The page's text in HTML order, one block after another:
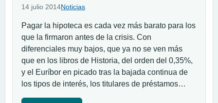
14 julio 2014Noticias
Pagar la hipoteca es cada vez más barato para los
que la firmaron antes de la crisis. Con
diferenciales muy bajos, que ya no se ven más
que en los libros de Historia, del orden del 0,35%,
y el Euríbor en picado tras la bajada continua de
los tipos de interés, los titulares de préstamos…